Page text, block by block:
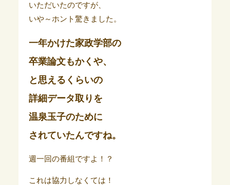
いただいたのですが、
いや～ホント驚きました。
一年かけた家政学部の
卒業論文もかくや、
と思えるくらいの
詳細データ取りを
温泉玉子のために
されていたんですね。
週一回の番組ですよ！？
これは協力しなくては！